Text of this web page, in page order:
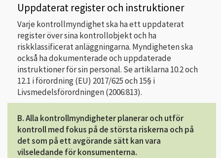
Uppdaterat register och instruktioner
Varje kontrollmyndighet ska ha ett uppdaterat
register över sina kontrollobjekt och ha
riskklassificerat anläggningarna. Myndigheten ska
också ha dokumenterade och uppdaterade
instruktioner för sin personal. Se artiklarna 10.2 och
12.1 i förordning (EU) 2017/625 och 15§ i
Livsmedelsförordningen (2006:813).
B. Alla kontrollmyndigheter planerar och utför
kontroll med fokus på de största riskerna och på
det som på ett avgörande sätt kan vara
vilseledande för konsumenterna.